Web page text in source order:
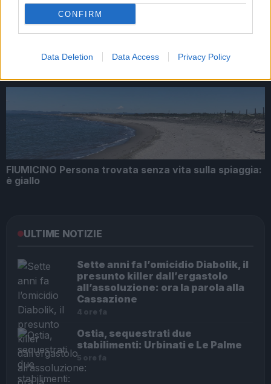
CONFIRM
Data Deletion Data Access Privacy Policy
Taxi volante, primo test a Roma: “Da Fiumicino al
FIUMICINO Persona trovata senza vita sulla spiaggia:
è giallo
ULTIME NOTIZIE
Sette anni fa l’omicidio Diabolik, il
presunto killer dall’ergastolo
all’assoluzione: ora la parola alla
Cassazione
4 ore fa
Ostia, sequestrati due
stabilimenti: Urbinati e Le Palme
5 ore fa